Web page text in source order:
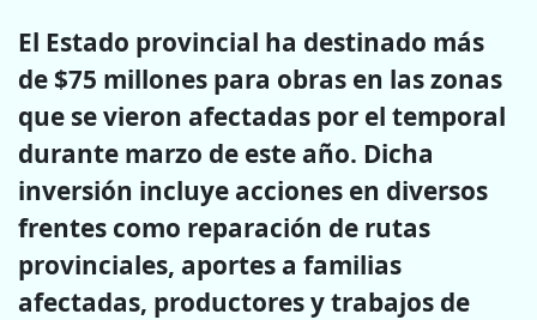
El Estado provincial ha destinado más
de $75 millones para obras en las zonas
que se vieron afectadas por el temporal
durante marzo de este año. Dicha
inversión incluye acciones en diversos
frentes como reparación de rutas
provinciales, aportes a familias
afectadas, productores y trabajos de